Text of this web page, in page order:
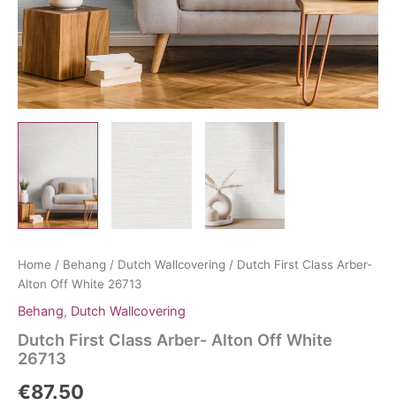
Home / Behang / Dutch Wallcovering / Dutch First Class Arber-
Alton Off White 26713
Behang, Dutch Wallcovering
Dutch First Class Arber- Alton Off White
26713
€87.50